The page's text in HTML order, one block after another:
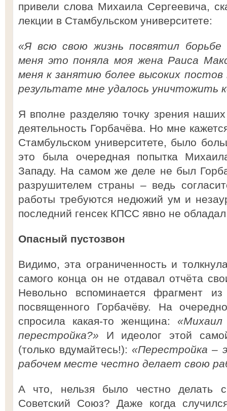
привели слова Михаила Сергеевича,
лекции в Стамбульском университете:
«Я всю свою жизнь посвятил
меня это поняла моя жена Раиса
меня к занятию более высоких
результате мне удалось уничтожить
Я вполне разделяю точку зрения
деятельность Горбачёва. Но мне
Стамбульском университете, было
это была очередная попытка
Западу. На самом же деле не был
разрушителем страны – ведь
работы требуются недюжий ум и
последний генсек КПСС явно не
Опасный пустозвон
Видимо, эта ограниченность и
самого конца он не отдавал отчёта
Невольно вспоминается фрагмент
посвященного Горбачёву. На
спросила какая-то женщина:
перестройка?» И идеолог этой
(только вдумайтесь!):«Перестройка –
рабочем месте честно делает свою
А что, нельзя было честно делать
Советский Союз? Даже когда